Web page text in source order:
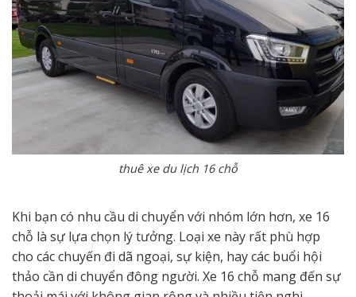
thuê xe du lịch 16 chỗ
Khi bạn có nhu cầu di chuyển với nhóm lớn hơn, xe 16
chỗ là sự lựa chọn lý tưởng. Loại xe này rất phù hợp
cho các chuyến đi dã ngoại, sự kiện, hay các buổi hội
thảo cần di chuyển đông người. Xe 16 chỗ mang đến sự